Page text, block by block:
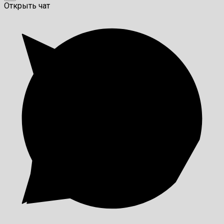
Открыть чат